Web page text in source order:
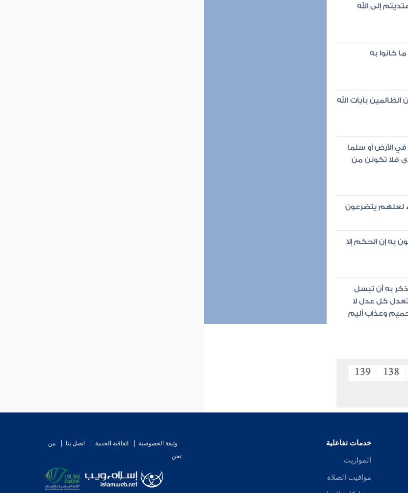
إلى الله
كانوا به
بآيات الله
الأرض أو سلما
فلا تكونن من
لعلهم يتضرعون
به إن الحكم إلا
به أن تبسل
كل عدل لا
وعذاب أليم
138
139
خدمات تفاعلية
المواريث
مواقيت الصلاة
وثيقة الخصوصية اتفاقية الخدمة اتصل بنا
من
نحن